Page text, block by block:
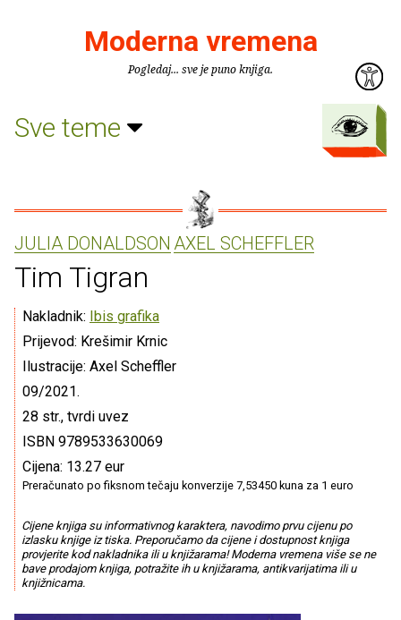
Moderna vremena
Pogledaj... sve je puno knjiga.
Sve teme
JULIA DONALDSON AXEL SCHEFFLER
Tim Tigran
Nakladnik: Ibis grafika
Prijevod: Krešimir Krnic
Ilustracije: Axel Scheffler
09/2021.
28 str., tvrdi uvez
ISBN 9789533630069
Cijena: 13.27 eur
Preračunato po fiksnom tečaju konverzije 7,53450 kuna za 1 euro
Cijene knjiga su informativnog karaktera, navodimo prvu cijenu po
izlasku knjige iz tiska. Preporučamo da cijene i dostupnost knjiga
provjerite kod nakladnika ili u knjižarama! Moderna vremena više se ne
bave prodajom knjiga, potražite ih u knjižarama, antikvarijatima ili u
knjižnicama.